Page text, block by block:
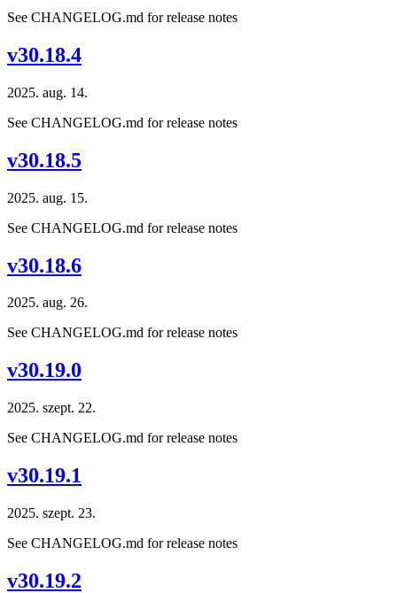
See CHANGELOG.md for release notes
v30.18.4
2025. aug. 14.
See CHANGELOG.md for release notes
v30.18.5
2025. aug. 15.
See CHANGELOG.md for release notes
v30.18.6
2025. aug. 26.
See CHANGELOG.md for release notes
v30.19.0
2025. szept. 22.
See CHANGELOG.md for release notes
v30.19.1
2025. szept. 23.
See CHANGELOG.md for release notes
v30.19.2